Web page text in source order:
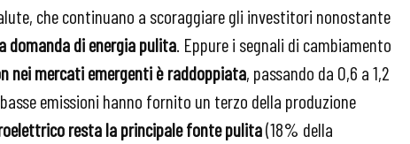
che continuano a scoraggiare gli investitori nonostante
domanda di energia pulita . Eppure i segnali di cambiamento
nei mercati emergenti è raddoppiata, passando da 0,6 a 1,2
emissioni hanno fornito un terzo della produzione
resta la principale fonte pulita(18% della